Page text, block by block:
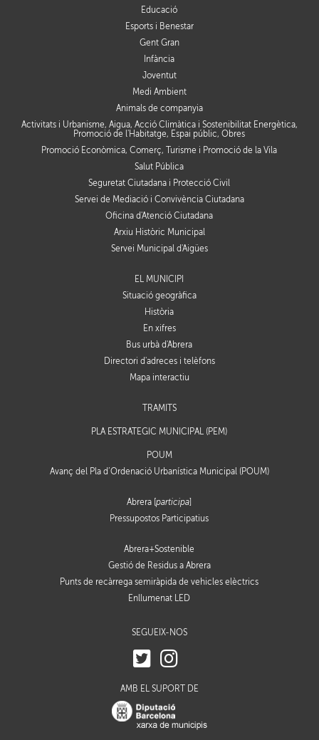
Educació
Esports i Benestar
Gent Gran
Infància
Joventut
Medi Ambient
Animals de companyia
Activitats i Urbanisme, Aigua, Acció Climàtica i Sostenibilitat Energètica,
Promoció de l'Habitatge, Espai públic, Obres
Promoció Econòmica, Comerç, Turisme i Promoció de la Vila
Salut Pública
Seguretat Ciutadana i Protecció Civil
Servei de Mediació i Convivència Ciutadana
Oficina d'Atenció Ciutadana
Arxiu Històric Municipal
Servei Municipal d'Aigües
EL MUNICIPI
Situació geogràfica
Història
En xifres
Bus urbà d'Abrera
Directori d'adreces i telèfons
Mapa interactiu
TRÀMITS
PLA ESTRATÈGIC MUNICIPAL (PEM)
POUM
Avanç del Pla d’Ordenació Urbanística Municipal (POUM)
Abrera [participa
Pressupostos Participatius
Abrera+Sostenible
Gestió de Residus a Abrera
Punts de recàrrega semiràpida de vehicles elèctrics
Enllumenat LED
SEGUEIX-NOS
AMB EL SUPORT DE